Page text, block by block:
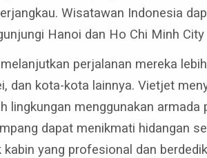
Wisatawan Indonesia
Hanoi dan Ho Chi Minh
perjalanan mereka
dan kota-kota lainnya.Vietjet
lingkungan menggunakan
dapat menikmati hidangan
kabin yang profesional dan